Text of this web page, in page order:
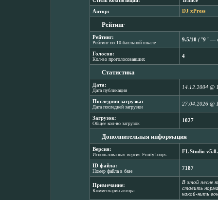
Автор: DJ xPress
Рейтинг
Рейтинг:
Рейтинг по 10-балльной шкале
9.5/10 ("9" ―
Голосов:
Кол-во проголосовавших
4
Статистика
Дата:
Дата публикации
14.12.2004 @
Последняя загрузка:
Дата последней загрузки
27.04.2026 @
Загрузок:
Общее кол-во загрузок
1027
Дополнительная информация
Версия:
Использованная версия FruityLoops
FL Studio
ID файла:
Номер файла в базе
7187
Примечание:
Комментарии автора
В этой песне
ставить
какой-нить